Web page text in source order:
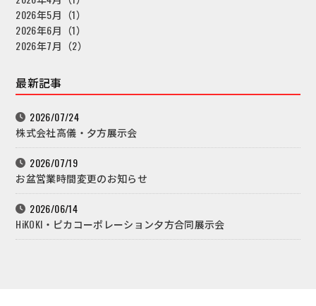
2026年5月（1）
2026年6月（1）
2026年7月（2）
最新記事
2026/07/24
株式会社高儀・夕方展示会
2026/07/19
お盆営業時間変更のお知らせ
2026/06/14
HiKOKI・ピカコーポレーション夕方合同展示会